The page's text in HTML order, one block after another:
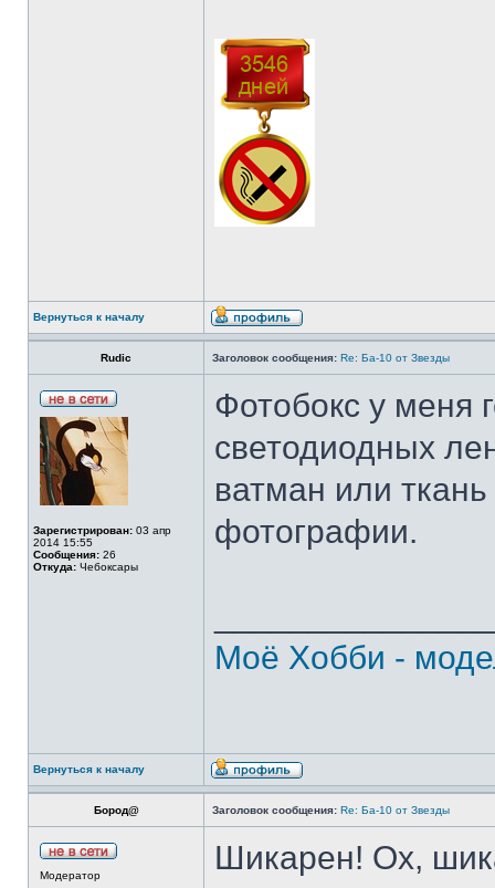
Вернуться к началу
Rudic Заголовок сообщения: Re: Ба-10 от Звезды
Зарегистрирован: 03 апр
2014 15:55
Сообщения: 26
Откуда: Чебоксары
Фотобокс у меня
светодиодных
ватман или
фотографии.
Моё Хобби -
Вернуться к началу
Бород@ Заголовок сообщения: Re: Ба-10 от Звезды
Модератор Шикарен! Ох,